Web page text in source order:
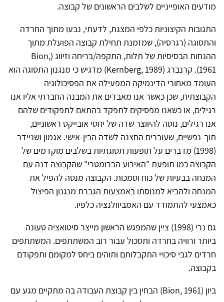
מודעים האופייניים לשלבים הראשונים של קבוצה.
התגובות הקיצוניות כלפי המצגת, לדעתי, נבעו מתוך החרדה
והתסוגה (רגרסיה), שמזמנת תחילת קבוצה הפועלת מתוך
ההנחות הבסיסיות של תלות, התקפה/בריחה וזיווג (Bion,
1961). קרנברג (Kernberg, 1989) מדגיש כי מנגנון התסוגה הוא
העומד מאחורי הדינמיקה המפעילה את הפסיכולוגיה
הקבוצתית, שכן כאשר אנו מאבדים את המבנה החברתי אליו אנו
רגילים, או כשאנו מפסיקים לתפקד בהתאם לתפקודים שלהם
אנו רגילים, נוטה להיווצר שדה של יחסי אובייקט ראשוניים,
תוך-נפשיים, שעוברים החצנה לשדה הבין-אישי. אגמון ושניידר
(1998) מדברים על תופעות תסוגתיות בשלבים מוקדמים של
הקבוצה כמו תופעת "האירוע הברומטרי" שהקבוצה דנה עם
המנחה בבעיות של כוח וסמכות. הקבוצה מנסה להפיל את
המנחה ולהביא למנוסתו באמצעות הגברת מנגנון הפיצול
כאמצעי להתמודד עם האמביוולנציה כלפיו.
גם נרי (1998) ציין שהמפגש הראשון מייצר סיטואציה טעונה
ביותר ורוויה בחרדה ותסכול עבור רוב המשתתפים. המשתתפים
חרדים לגבי סיכויי התקבלותם ותוהים ביחס למקומם ותפקודם
בקבוצה.
ביון (Bion, 1961) הבחין בין קבוצת העבודה בה מתקיים מגע עם